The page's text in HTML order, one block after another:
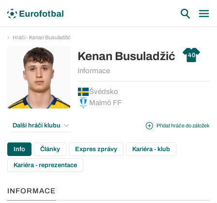
Hráči - Kenan Busuladžić
Kenan Busuladžić 40
Informace
Švédsko
Malmö FF
Přidat hráče do záložek
Další hráči klubu
Info Články Expres zprávy Kariéra - klub
Kariéra - reprezentace
INFORMACE